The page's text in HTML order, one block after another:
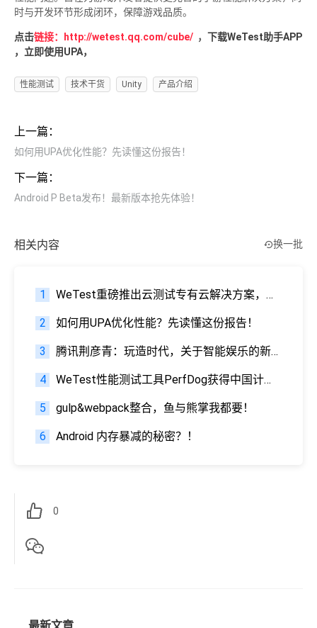
时与开发环节形成闭环，保障游戏品质。
点击链接： http://wetest.qq.com/cube/ ， 下载WeTest助手APP
，立即使用UPA，
性能测试 技术干货 Unity 产品介绍
上一篇：
如何用UPA优化性能？先读懂这份报告！
下一篇：
Android P Beta发布！最新版本抢先体验！
相关内容 换一批
1 WeTest重磅推出云测试专有云解决方案，助力企业打造全球精品应用
2 如何用UPA优化性能？先读懂这份报告！
3 腾讯荆彦青：玩造时代，关于智能娱乐的新可能
4 WeTest性能测试工具PerfDog获得中国计量科学研究院权威测试认证
5 gulp&webpack整合，鱼与熊掌我都要！
6 Android 内存暴减的秘密？！
0